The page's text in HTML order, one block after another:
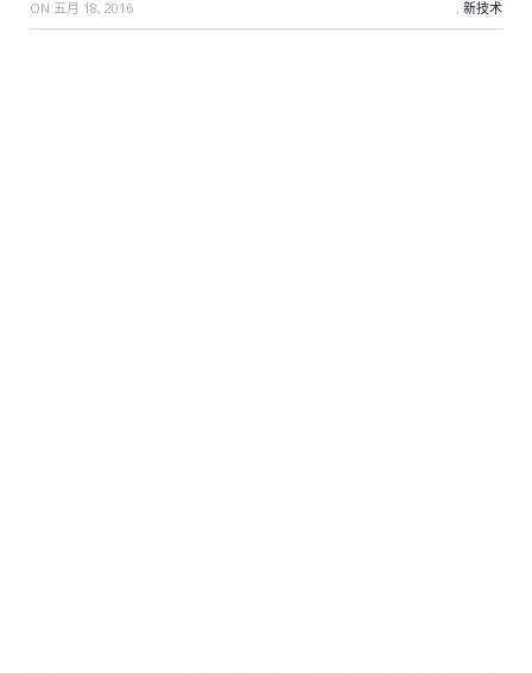
ON 五月 18, 2016 , 新技术